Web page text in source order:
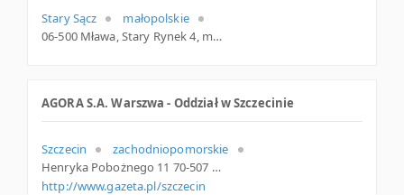
Stary Sącz
małopolskie
06-500 Mława, Stary Rynek 4, mazowieckie
AGORA S.A. Warszwa - Oddział w Szczecinie
Szczecin
zachodniopomorskie
Henryka Pobożnego 11 70-507 Szczecin Polska
http://www.gazeta.pl/szczecin